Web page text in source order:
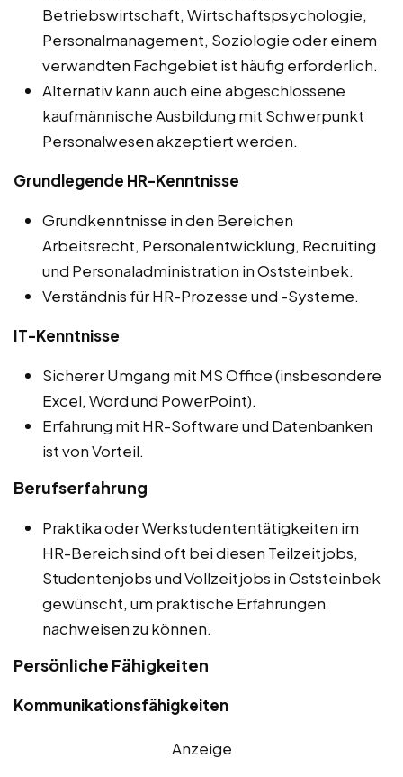
Betriebswirtschaft, Wirtschaftspsychologie,
Personalmanagement, Soziologie oder einem
verwandten Fachgebiet ist häufig erforderlich.
Alternativ kann auch eine abgeschlossene
kaufmännische Ausbildung mit Schwerpunkt
Personalwesen akzeptiert werden.
Grundlegende HR-Kenntnisse
Grundkenntnisse in den Bereichen
Arbeitsrecht, Personalentwicklung, Recruiting
und Personaladministration in Oststeinbek.
Verständnis für HR-Prozesse und -Systeme.
IT-Kenntnisse
Sicherer Umgang mit MS Office (insbesondere
Excel, Word und PowerPoint).
Erfahrung mit HR-Software und Datenbanken
ist von Vorteil.
Berufserfahrung
Praktika oder Werkstudententätigkeiten im
HR-Bereich sind oft bei diesen Teilzeitjobs,
Studentenjobs und Vollzeitjobs in Oststeinbek
gewünscht, um praktische Erfahrungen
nachweisen zu können.
Persönliche Fähigkeiten
Kommunikationsfähigkeiten
Anzeige